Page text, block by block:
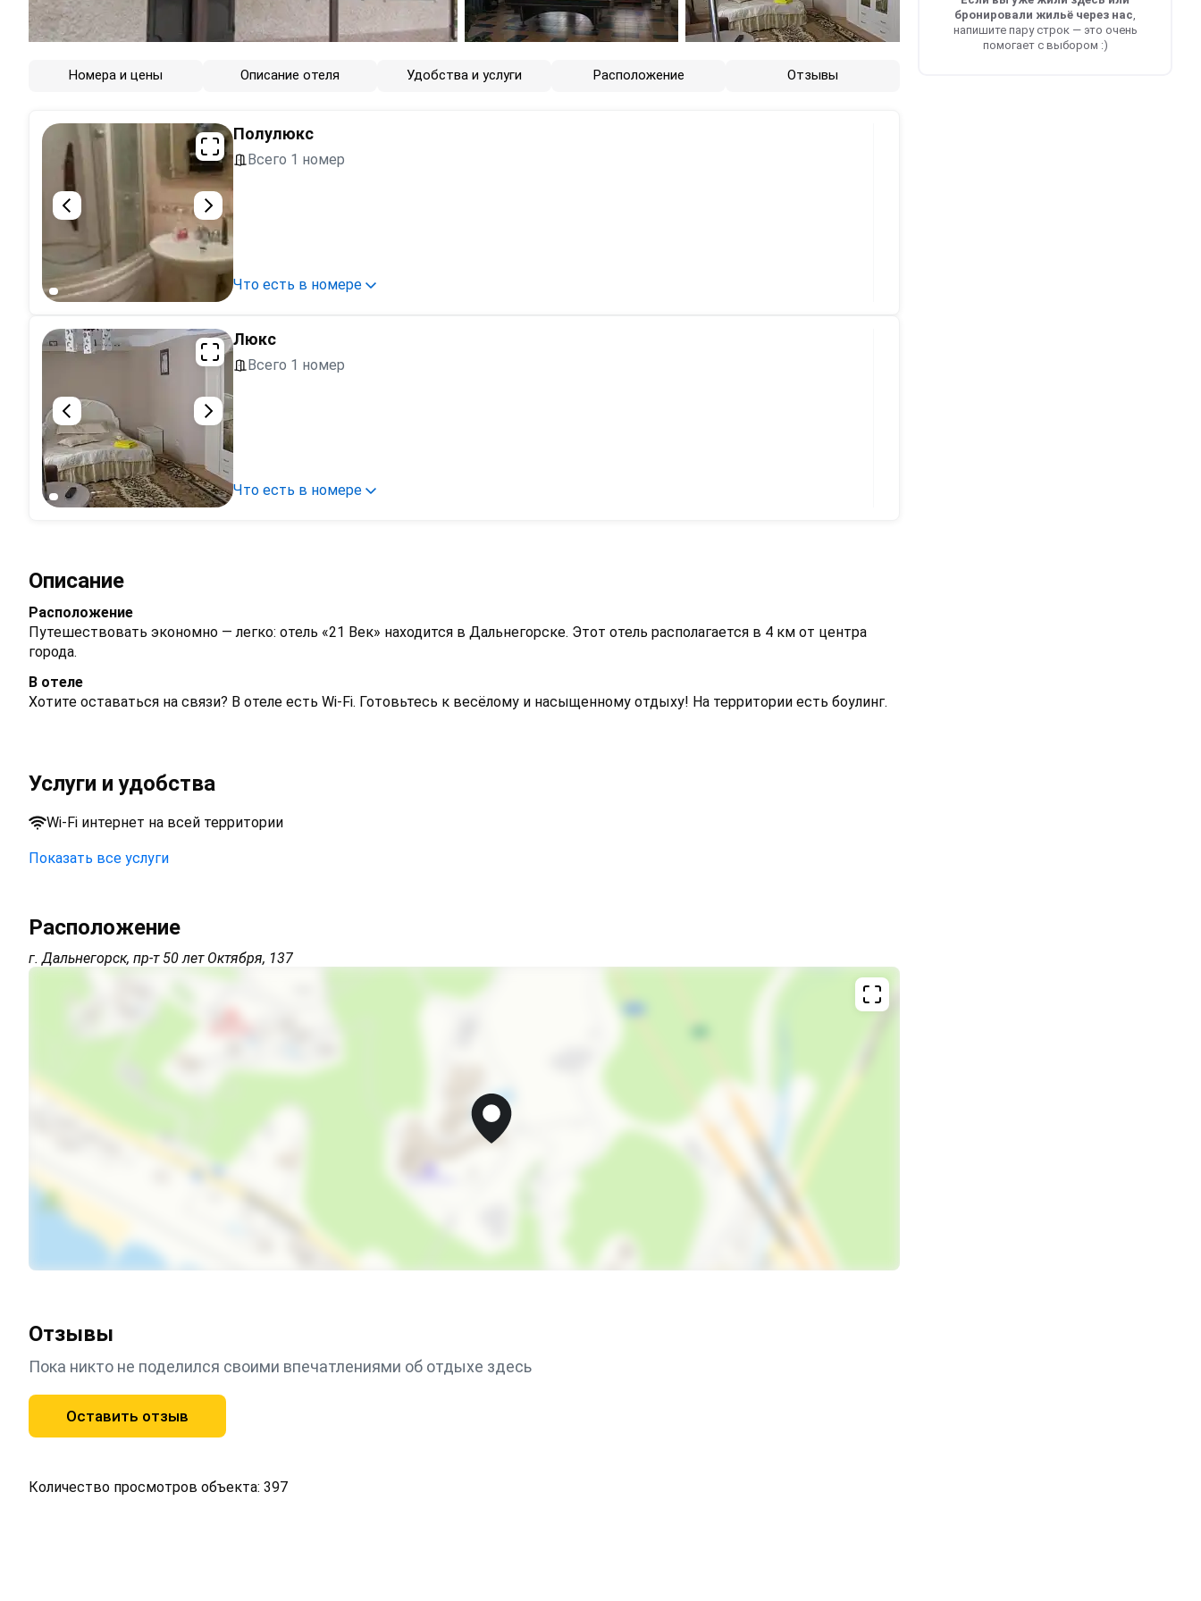
Номера и цены Описание отеля Удобства и услуги Расположение Отзывы
Полулюкс
Всего 1 номер
Что есть в номере
Люкс
Всего 1 номер
Что есть в номере
Описание
Расположение
Путешествовать экономно — легко: отель «21 Век» находится в Дальнегорске. Этот отель располагается в 4 км от центра
города.
В отеле
Хотите оставаться на связи? В отеле есть Wi-Fi. Готовьтесь к весёлому и насыщенному отдыху! На территории есть боулинг.
Услуги и удобства
Wi-Fi интернет на всей территории
Показать все услуги
Расположение
г. Дальнегорск, пр-т 50 лет Октября, 137
Отзывы
Пока никто не поделился своими впечатлениями об отдыхе здесь
Оставить отзыв
Количество просмотров объекта: 397
бронировали жильё через нас,
напишите пару строк — это очень
помогает с выбором :)